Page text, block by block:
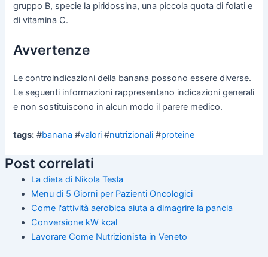
gruppo B, specie la piridossina, una piccola quota di folati e
di vitamina C.
Avvertenze
Le controindicazioni della banana possono essere diverse.
Le seguenti informazioni rappresentano indicazioni generali
e non sostituiscono in alcun modo il parere medico.
tags: #banana #valori #nutrizionali #proteine
Post correlati
La dieta di Nikola Tesla
Menu di 5 Giorni per Pazienti Oncologici
Come l'attività aerobica aiuta a dimagrire la pancia
Conversione kW kcal
Lavorare Come Nutrizionista in Veneto